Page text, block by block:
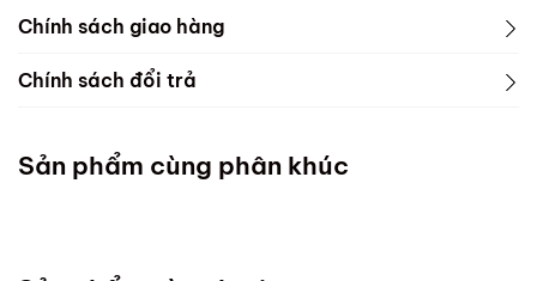
Chính sách giao hàng
1. Freeship & Lắp đặt cho khách hàng các tỉnh thành
Miền Bắc
Chính sách đổi trả
Sản phẩm cùng phân khúc